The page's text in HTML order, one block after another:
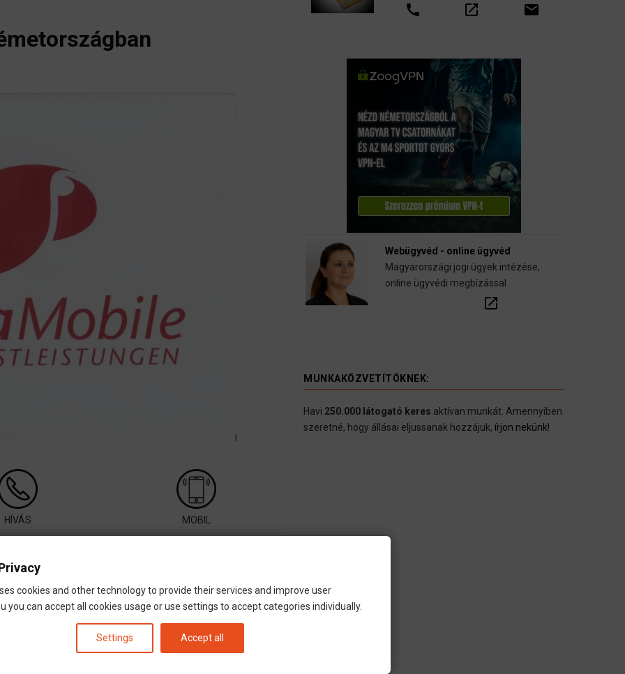
HÍVÁS MOBIL
email info@personamobile.hu
info www.personamobile.info
call open_in_new email
Webügyvéd - online ügyvéd
Magyarországi jogi ügyek intézése,
online ügyvédi megbízással
open_in_new
MUNKAKÖZVETÍTÖKNEK:
Havi 250.000 látogató keres aktívan munkát. Amennyiben
szeretné, hogy állásai eljussanak hozzájuk, írjon nekünk!
cookies and other technology to provide their services and improve user
you can accept all cookies usage or use settings to accept categories individually.
Settings Accept all